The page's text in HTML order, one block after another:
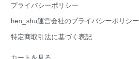
プライバシーポリシー
hen_shu運営会社のプライバシーポリシー
特定商取引法に基づく表記